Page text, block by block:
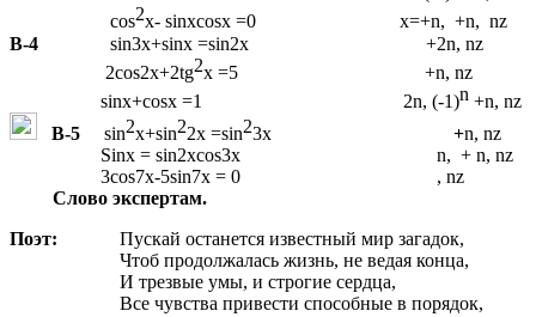
cos2x- sinxcosx =0 x=+n, +n, nz
B-4 sin3x+sinx =sin2x +2n, nz
2cos2x+2tg2x =5 +n, nz
sinx+cosx =1 2n, (-1)n +n, nz
B-5 sin2x+sin22x =sin23x +n, nz
Sinx = sin2xcos3x n, + n, nz
3cos7x-5sin7x = 0 , nz
Слово экспертам.
Поэт: Пускай останется известный мир загадок,
Чтоб продолжалась жизнь, не ведая конца,
И трезвые умы, и строгие сердца,
Все чувства привести способные в порядок,